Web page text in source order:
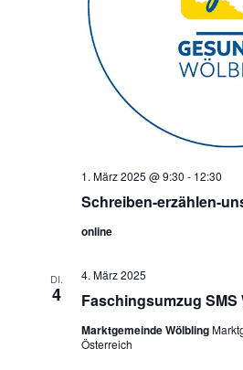
Schreiben-erzählen-
1. März 2025 @ 9:30 - 12:30
online
DI.
4 Faschingsumzug SMS
4. März 2025
Marktgemeinde Wölbling
Österreich